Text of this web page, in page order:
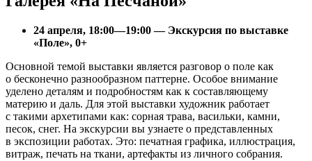
24 апреля, 18:00—19:00 — Экскурсия по выставке
«Поле», 0+
Основной темой выставки является разговор о поле как
о бесконечно разнообразном паттерне. Особое внимание
уделено деталям и подробностям как к составляющему
материю и даль. Для этой выставки художник работает
с такими архетипами как: сорная трава, васильки, камни,
песок, снег. На экскурсии вы узнаете о представленных
в экспозиции работах. Это: печатная графика, иллюстрация,
витраж, печать на ткани, артефакты из личного собрания.